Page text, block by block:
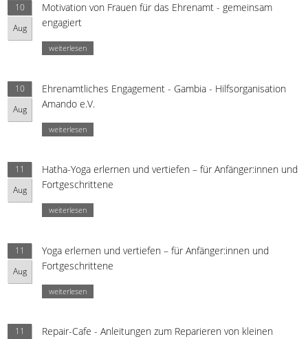
10
Aug
Motivation von Frauen für das Ehrenamt - gemeinsam
engagiert
weiterlesen
10
Aug
Ehrenamtliches Engagement - Gambia - Hilfsorganisation
Amando e.V.
weiterlesen
11
Aug
Hatha-Yoga erlernen und vertiefen – für Anfänger:innen und
Fortgeschrittene
weiterlesen
11
Aug
Yoga erlernen und vertiefen – für Anfänger:innen und
Fortgeschrittene
weiterlesen
11
Repair-Cafe - Anleitungen zum Reparieren von kleinen